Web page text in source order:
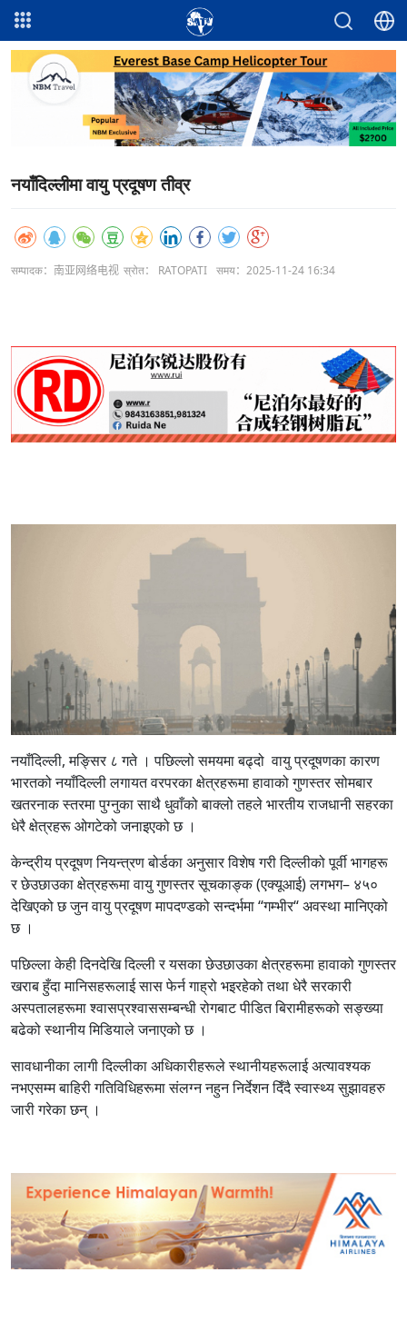
नयाँदिल्लीमा वायु प्रदूषण तीव्र
सम्पादक：南亚网络电视 स्रोत： RATOPATI समय：2025-11-24 16:34
नयाँदिल्ली, मङ्सिर ८ गते । पछिल्लो समयमा बढ्दो वायु प्रदूषणका कारण
भारतको नयाँदिल्ली लगायत वरपरका क्षेत्रहरूमा हावाको गुणस्तर सोमबार
खतरनाक स्तरमा पुग्नुका साथै धुवाँको बाक्लो तहले भारतीय राजधानी सहरका
धेरै क्षेत्रहरू ओगटेको जनाइएको छ ।
केन्द्रीय प्रदूषण नियन्त्रण बोर्डका अनुसार विशेष गरी दिल्लीको पूर्वी भागहरू
र छेउछाउका क्षेत्रहरूमा वायु गुणस्तर सूचकाङ्क (एक्यूआई) लगभग– ४५०
देखिएको छ जुन वायु प्रदूषण मापदण्डको सन्दर्भमा “गम्भीर“ अवस्था मानिएको
छ ।
पछिल्ला केही दिनदेखि दिल्ली र यसका छेउछाउका क्षेत्रहरूमा हावाको गुणस्तर
खराब हुँदा मानिसहरूलाई सास फेर्न गाह्रो भइरहेको तथा धेरै सरकारी
अस्पतालहरूमा श्वासप्रश्वाससम्बन्धी रोगबाट पीडित बिरामीहरूको सङ्ख्या
बढेको स्थानीय मिडियाले जनाएको छ ।
सावधानीका लागी दिल्लीका अधिकारीहरूले स्थानीयहरूलाई अत्यावश्यक
नभएसम्म बाहिरी गतिविधिहरूमा संलग्न नहुन निर्देशन दिँदै स्वास्थ्य सुझावहरु
जारी गरेका छन् ।